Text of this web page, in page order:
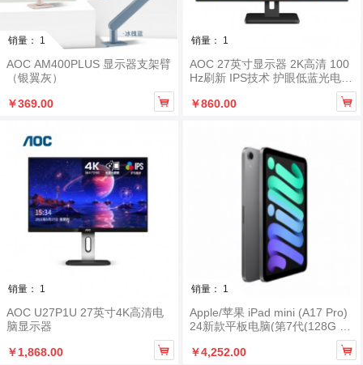
销量： 1
AOC AM400PLUS 显示器支架臂
（银翼灰）
￥369.00

销量： 1
AOC 27英寸显示器 2K高清 100
Hz刷新 IPS技术 护眼低蓝光电脑
显示屏 Q27E3S2 HDMI＋DP接
口
￥860.00 
销量： 1
AOC U27P1U 27英寸4K高清电
脑显示器
￥1,868.00

销量： 1
Apple/苹果 iPad mini (A17 Pro)
24新款平板电脑(第7代(128G W
LAN/MXN63CH/A；含mini7保护
壳)
￥4,252.00 